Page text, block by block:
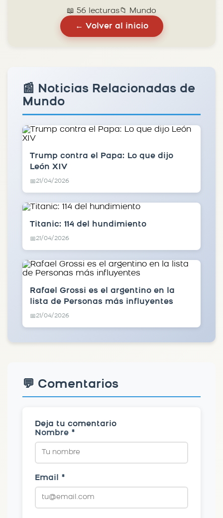
📖 56 lecturas📁 Mundo
← Volver al inicio
📰 Noticias Relacionadas de
Mundo
Trump contra el Papa: Lo que dijo
León XIV
📅21/04/2026
Titanic: 114 del hundimiento
📅21/04/2026
Rafael Grossi es el argentino en la
lista de Personas más influyentes
📅21/04/2026
💬 Comentarios
Deja tu comentario
Nombre *
Email *